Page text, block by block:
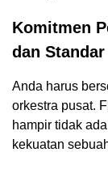
Komitmen
dan
Anda harus
orkestra pusat.
hampir tidak
kekuatan